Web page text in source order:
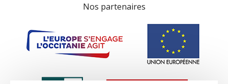
Nos partenaires